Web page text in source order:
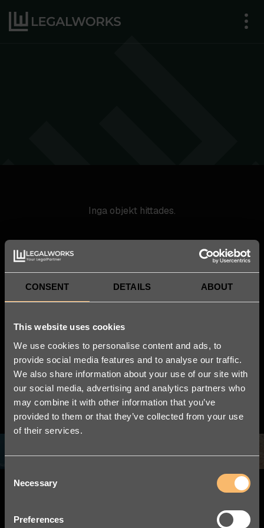
CONSENT DETAILS ABOUT
This website uses cookies
We use cookies to personalise content and ads, to
provide social media features and to analyse our traffic.
We also share information about your use of our site with
our social media, advertising and analytics partners who
may combine it with other information that you’ve
provided to them or that they’ve collected from your use
of their services.
Selection
Necessary
Preferences
Inga objekt hittades.
Vi är grundare av
Nordic Legal Tech
Day
Det ledande Legal Tech-evenemanget i Norden.
LÄS MER